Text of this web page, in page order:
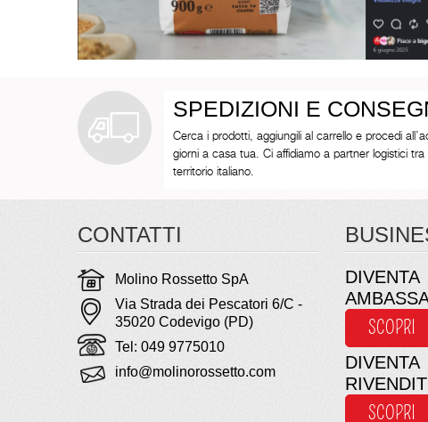
SPEDIZIONI E
Cerca i prodotti, aggiungili al carrello e procedi
giorni a casa tua. Ci affidiamo a partner logistici tra
territorio italiano.
CONTATTI
Molino Rossetto SpA
Via Strada dei Pescatori 6/C -
35020 Codevigo (PD)
Tel: 049 9775010
info@molinorossetto.com
DIVENTA
SCOPRI
DIVENTA
SCOPRI